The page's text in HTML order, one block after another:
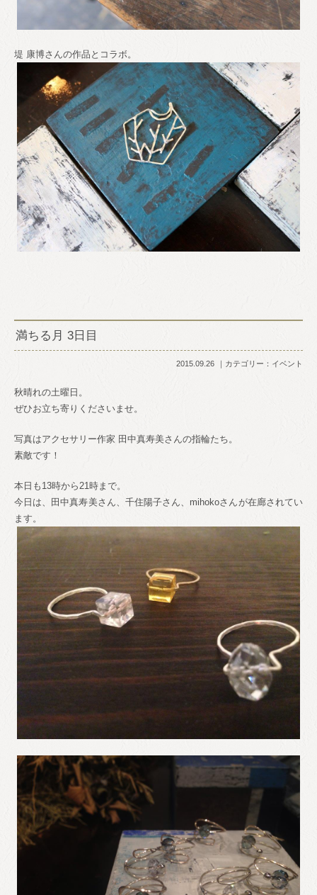
堤 康博さんの作品とコラボ。
満ちる月 3日目
2015.09.26 カテゴリー： イベント
秋晴れの土曜日。
ぜひお立ち寄りくださいませ。
写真はアクセサリー作家 田中真寿美さんの指輪たち。
素敵です！
本日も13時から21時まで。
今日は、田中真寿美さん、千住陽子さん、mihokoさんが在廊されてい
ます。